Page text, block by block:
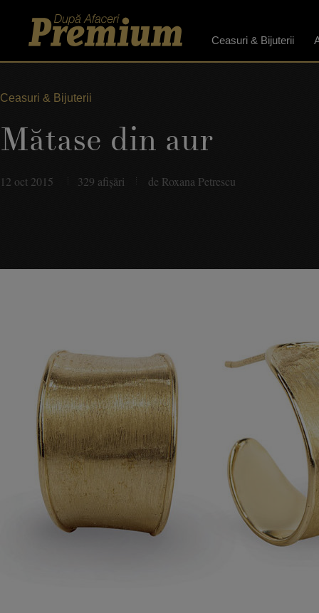
Ceasuri & Bijuterii
Ceasuri & Bijuterii
Mătase din aur
12 oct 2015 329 afişări de Roxana Petrescu